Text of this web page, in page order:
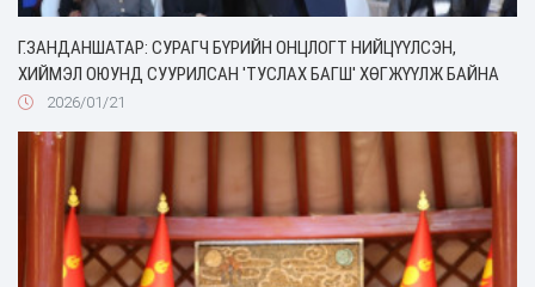
Г.ЗАНДАНШАТАР: СУРАГЧ БҮРИЙН ОНЦЛОГТ НИЙЦҮҮЛСЭН,
ХИЙМЭЛ ОЮУНД СУУРИЛСАН 'ТУСЛАХ БАГШ' ХӨГЖҮҮЛЖ БАЙНА
2026/01/21